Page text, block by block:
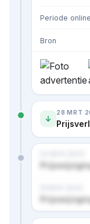
Periode online
Bron
28 MRT
Nog 1 prijs